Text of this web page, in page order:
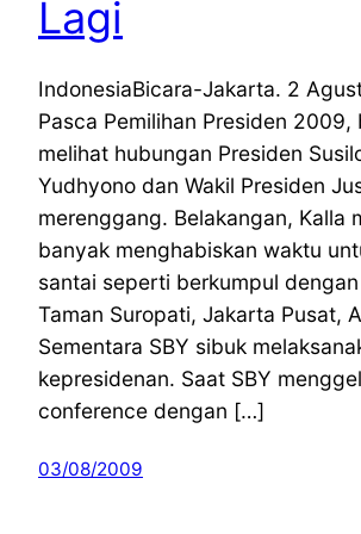
Lagi
IndonesiaBicara-Jakarta. 2
Pasca Pemilihan Presiden 2009,
melihat hubungan Presiden
Yudhyono dan Wakil Presiden
merenggang. Belakangan, Kalla
banyak menghabiskan waktu
santai seperti berkumpul
Taman Suropati, Jakarta Pusat,
Sementara SBY sibuk
kepresidenan. Saat SBY
conference dengan […]
03/08/2009